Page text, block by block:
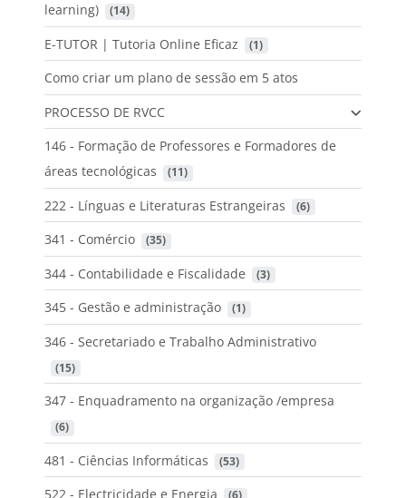
learning)
(14)
E-TUTOR | Tutoria Online Eficaz (1)
Como criar um plano de sessão em 5 atos
PROCESSO DE RVCC
146 - Formação de Professores e Formadores de
áreas tecnológicas
(11)
222 - Línguas e Literaturas Estrangeiras (6)
341 - Comércio (35)
344 - Contabilidade e Fiscalidade (3)
345 - Gestão e administração (1)
346 - Secretariado e Trabalho Administrativo
(15)
347 - Enquadramento na organização /empresa
(6)
481 - Ciências Informáticas (53)
522 - Electricidade e Energia (6)